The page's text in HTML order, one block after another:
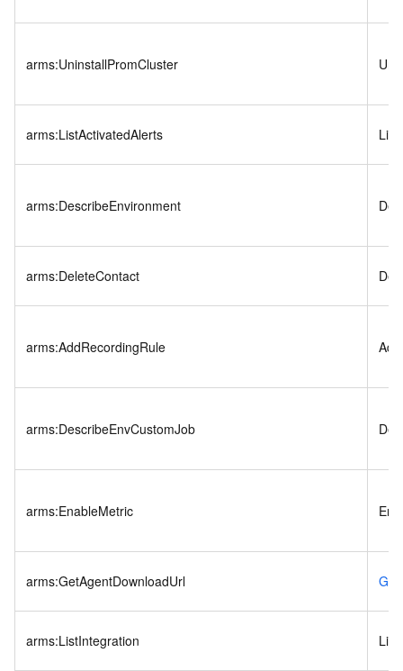
arms:UninstallPromCluster
arms:ListActivatedAlerts
arms:DescribeEnvironment
arms:DeleteContact
arms:AddRecordingRule
arms:DescribeEnvCustomJob
arms:EnableMetric
arms:GetAgentDownloadUrl
arms:ListIntegration